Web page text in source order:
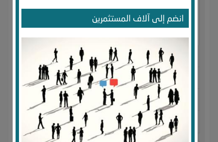
انضم إلى آلاف المستثمرين
الجنس : ذكر
لديـه : الوقت
المكان : الجزائر- الجلفة- الجلفة
آخر ظهور: : منذ 2 سنوات